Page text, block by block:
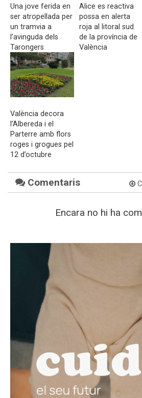
Una jove ferida en
ser atropellada per
un tramvia a
l’avinguda dels
Tarongers
Alice es reactiva
possa en alerta
roja al litoral sud
de la província de
València
València decora
l’Albereda i el
Parterre amb flors
roges i grogues pel
12 d’octubre
Comentaris
Encara no hi ha